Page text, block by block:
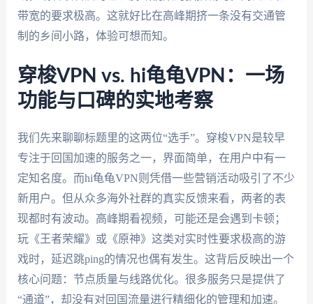
带宽的要求极高。这就好比在高峰期挤一条没有交通管
制的乡间小路，体验可想而知。
穿梭VPN vs. hi龟龟VPN：一场
功能与口碑的实地考察
我们先来聊聊标题里的这两位“选手”。穿梭VPN是较早
专注于回国加速的服务之一，界面简单，在用户中有一
定知名度。而hi龟龟VPN则凭借一些营销活动吸引了不少
新用户。但从众多海外社群的真实反馈来看，两者的表
现都时有波动。高峰期看视频，可能还是会遇到卡顿；
玩《王者荣耀》或《原神》这类对实时性要求极高的游
戏时，延迟跳ping的情况也偶有发生。这背后反映出一个
核心问题：节点质量与线路优化。很多服务只是提供了
“通道”，却没有对回国流量进行精细化的管理和加速。